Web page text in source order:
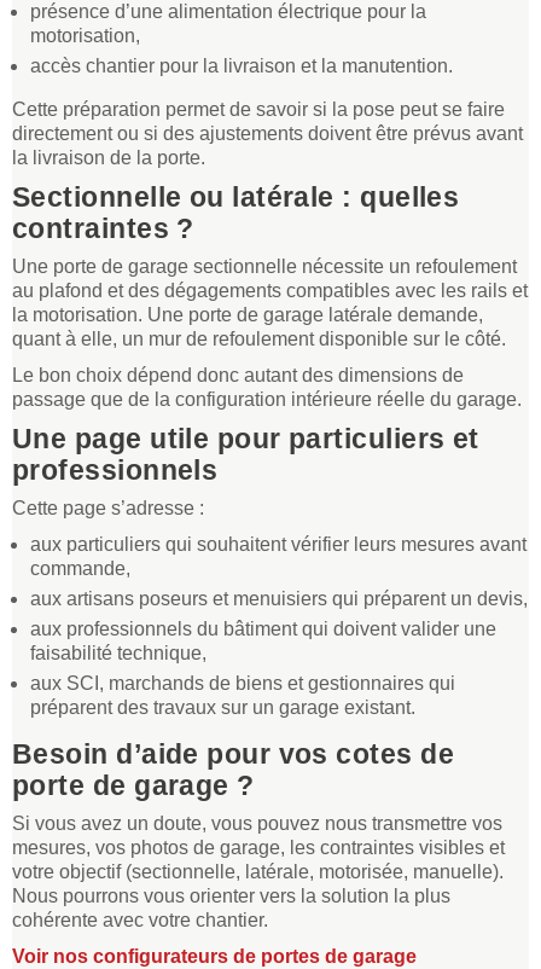
présence d’une alimentation électrique pour la
motorisation,
accès chantier pour la livraison et la manutention.
Cette préparation permet de savoir si la pose peut se faire
directement ou si des ajustements doivent être prévus avant
la livraison de la porte.
Sectionnelle ou latérale : quelles
contraintes ?
Une porte de garage sectionnelle nécessite un refoulement
au plafond et des dégagements compatibles avec les rails et
la motorisation. Une porte de garage latérale demande,
quant à elle, un mur de refoulement disponible sur le côté.
Le bon choix dépend donc autant des dimensions de
passage que de la configuration intérieure réelle du garage.
Une page utile pour particuliers et
professionnels
Cette page s’adresse :
aux particuliers qui souhaitent vérifier leurs mesures avant
commande,
aux artisans poseurs et menuisiers qui préparent un devis,
aux professionnels du bâtiment qui doivent valider une
faisabilité technique,
aux SCI, marchands de biens et gestionnaires qui
préparent des travaux sur un garage existant.
Besoin d’aide pour vos cotes de
porte de garage ?
Si vous avez un doute, vous pouvez nous transmettre vos
mesures, vos photos de garage, les contraintes visibles et
votre objectif (sectionnelle, latérale, motorisée, manuelle).
Nous pourrons vous orienter vers la solution la plus
cohérente avec votre chantier.
Voir nos configurateurs de portes de garage